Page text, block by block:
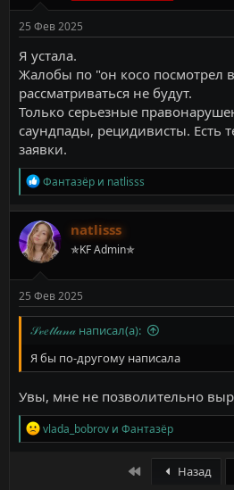
25 Фев 2025
Я устала.
Жалобы по "он косо посмотрел
рассматриваться не будут.
Только серьезные
саундпады, рецидивисты. Есть
заявки.
Р
е
а
к
ц
и
и
Фантазёр и natlisss
natlisss
✯KF Admin✯
25 Фев 2025
𝒮𝓋𝑒𝓉𝓁𝒶𝓃𝒶 написал(а):
Я бы по-другому написала
Увы, мне не позволительно
Р
е
vlada_bobrov и Фантазёр
Назад